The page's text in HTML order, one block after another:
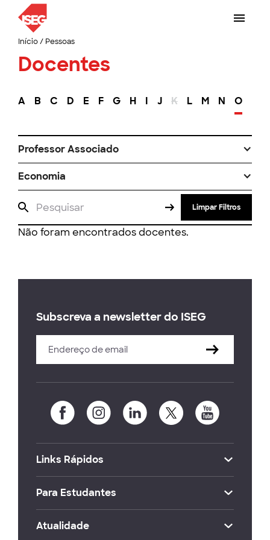
Início/ Pessoas
Docentes
A B C D E F G H I J K L M N O
Professor Associado
Economia
Limpar Filtros
Não foram encontrados docentes.
Subscreva a newsletter do ISEG
Links Rápidos
Para Estudantes
Atualidade